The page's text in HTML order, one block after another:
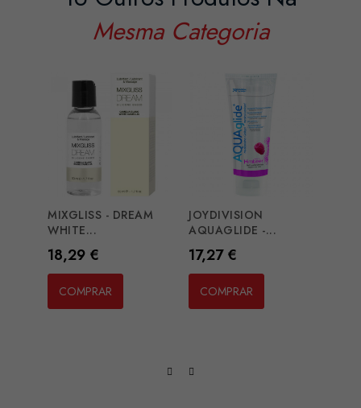
Mesma Categoria
MIXGLISS - DREAM
WHITE...
Preço
18,29 €
COMPRAR
JOYDIVISION
AQUAGLIDE -...
Preço
17,27 €
COMPRAR